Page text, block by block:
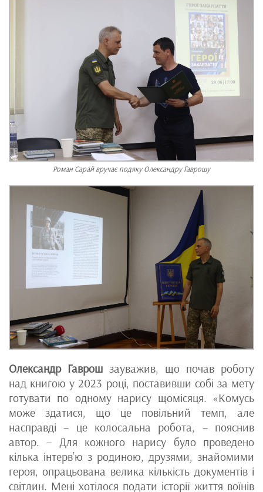
Роман Сарай вручає подяку Олександру Гаврошу
Олександр Гаврош зауважив, що почав роботу
над книгою у 2023 році, поставивши собі за мету
готувати по одному нарису щомісяця. «Комусь
може здатися, що це повільний темп, але
насправді – це колосальна робота, – пояснив
автор. – Для кожного нарису було проведено
кілька інтерв’ю з родиною, друзями, знайомими
героя, опрацьована велика кількість документів і
світлин. Мені хотілося подати історії життя воїнів